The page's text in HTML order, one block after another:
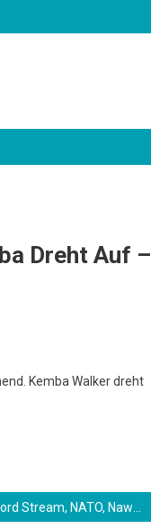
Dreht Auf –
Kemba Walker dreht